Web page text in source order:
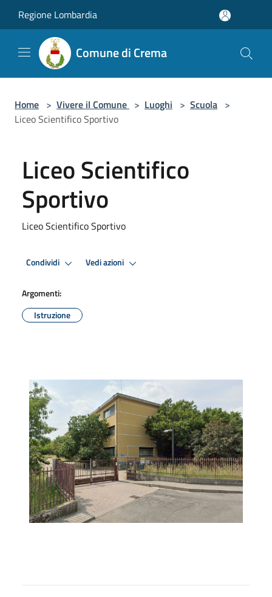
Regione Lombardia
Comune di Crema
Home > Vivere il Comune > Luoghi > Scuola >
Liceo Scientifico Sportivo
Liceo Scientifico
Sportivo
Liceo Scientifico Sportivo
Condividi Vedi azioni
Argomenti:
Istruzione